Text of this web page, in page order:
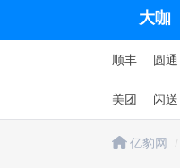
大咖
顺丰 圆通
美团 闪送
亿豹网